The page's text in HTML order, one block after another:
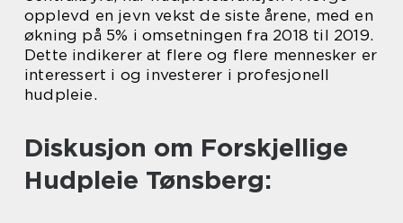
opplevd en jevn vekst de siste årene, med en
økning på 5% i omsetningen fra 2018 til 2019.
Dette indikerer at flere og flere mennesker er
interessert i og investerer i profesjonell
hudpleie.
Diskusjon om Forskjellige
Hudpleie Tønsberg: